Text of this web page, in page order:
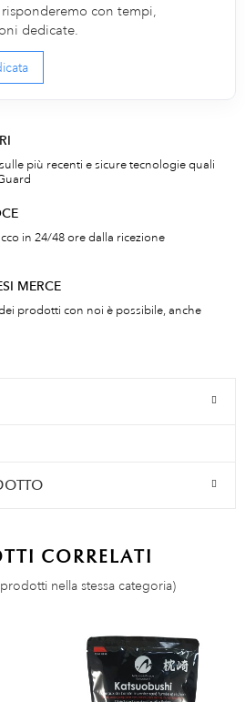
con tempi,
dedicate.
più recenti e sicure tecnologie quali
in 24/48 ore dalla ricezione
MERCE
prodotti con noi è possibile, anche
CORRELATI
nella stessa categoria)